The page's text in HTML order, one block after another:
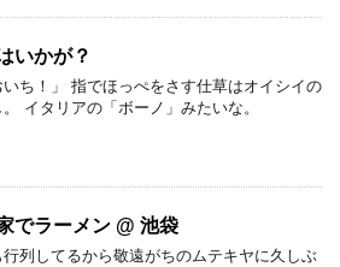
いかが？
いち！」 指でほっぺをさす仕草はオイシイの
。 イタリアの「ボーノ」みたいな。
でラーメン @ 池袋
行列してるから敬遠がちのムテキヤに久しぶ